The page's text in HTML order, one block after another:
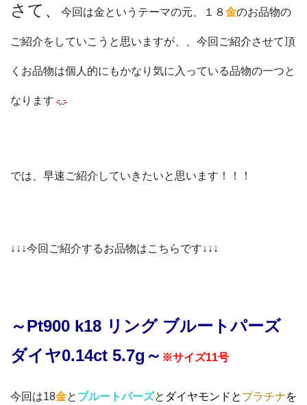
さて、 今回は金というテーマの元、１８金のお品物の
ご紹介をしていこうと思いますが、、今回ご紹介させて頂
くお品物は個人的にもかなり気に入っている品物の一つと
なります
では、早速ご紹介していきたいと思います！！！
↓↓↓今回ご紹介するお品物はこちらです↓↓↓
～Pt900 k18 リング ブルートパーズ
ダイヤ0.14ct 5.7g～ ※サイズ11号
今回は18金と ブルートパーズと ダイヤモンド と プラチナを